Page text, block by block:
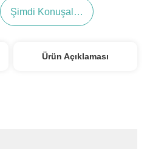
Şimdi Konuşalım.
Ürün Açıklaması